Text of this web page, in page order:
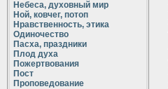
Небеса, духовный мир
Ной, ковчег, потоп
Нравственность, этика
Одиночество
Пасха, праздники
Плод духа
Пожертвования
Пост
Проповедование